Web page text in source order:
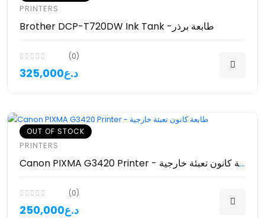
PRINTERS
Brother DCP-T720DW Ink Tank -طابعة برذر
(0)
325,000د.ع
OUT OF STOCK
PRINTERS
Canon PIXMA G3420 Printer - طابعة كانون تعبئة خارجية
(0)
250,000د.ع